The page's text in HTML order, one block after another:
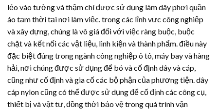
lẻo vào tường và thậm chí được sử dụng làm dây phơi quần
áo tạm thời tại nơi làm việc. trong các lĩnh vực công nghiệp
và xây dựng, chúng là vô giá đối với việc ràng buộc, buộc
chặt và kết nối các vật liệu, linh kiện và thành phẩm. điều này
đặc biệt đúng trong ngành công nghiệp ô tô, máy bay và hàng
hải, nơi chúng được sử dụng để bó và cố định dây và cáp,
cũng như cố định và gia cố các bộ phận của phương tiện. dây
cáp nylon cũng có thể được sử dụng để cố định các công cụ,
thiết bị và vật tư, đồng thời bảo vệ trong quá trình vận